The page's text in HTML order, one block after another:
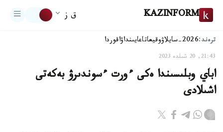
KAZINFORM ق ز
ترەند:2026-سايلاۋ وقيعاتاعايىنداۋاقوردا
21:43, 20 شىلدە 2023
اباي وبلىسىندا ەكى ءورت ءسوندىرۋ بەكەتى
اشىلادى